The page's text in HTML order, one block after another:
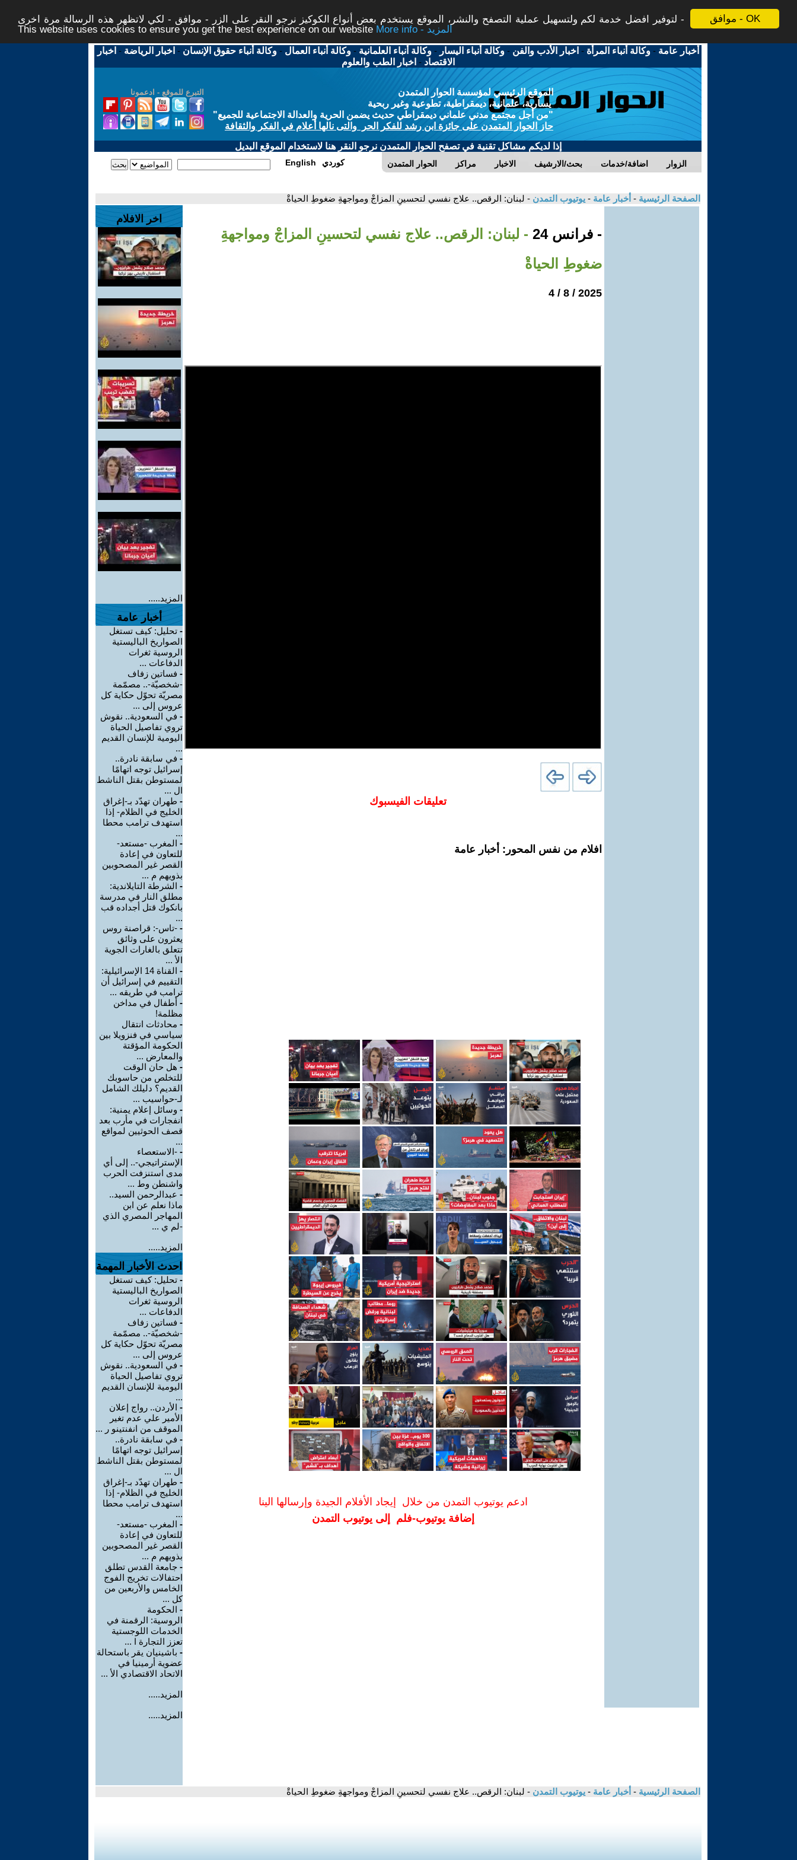
موافق - OK
لتوفير افضل خدمة لكم ولتسهيل عملية التصفح والنشر، الموقع يستخدم بعض أنواع الكوكيز نرجو النقر على الزر - موافق - لكي لاتظهر هذه الرسالة مرة اخرى -
This website uses cookies to ensure you get the best experience on our website
More info - المزيد
أخبار عامة -وكالة أنباء المرأة - اخبار الأدب والفن -وكالة أنباء اليسار -وكالة أنباء العلمانية -وكالة أنباء العمال -وكالة أنباء حقوق الإنسان - اخبار الرياضة - اخبار
الاقتصاد - اخبار الطب والعلوم
التبرع للموقع - ادعمونا
الموقع الرئيسي لمؤسسة الحوار المتمدن
يسارية، علمانية، ديمقراطية، تطوعية وغير ربحية
"من أجل مجتمع مدني علماني ديمقراطي حديث يضمن الحرية والعدالة الاجتماعية للجميع"
حاز الحوار المتمدن على جائزة ابن رشد للفكر الحر والتى نالها أعلام في الفكر والثقافة
إذا لديكم مشاكل تقنية في تصفح الحوار المتمدن نرجو النقر هنا لاستخدام الموقع البديل
الحوار المتمدن مراكز الاخبار بحث/الارشيف اضافة/خدمات الزوار English كوردي
الصفحة الرئيسية - أخبار عامة - يوتيوب التمدن - لبنان: الرقص.. علاج نفسي لتحسينِ المزاجْ ومواجهةِ ضغوطِ الحياةْ
- فرانس 24
- لبنان: الرقص.. علاج نفسي لتحسينِ المزاجْ ومواجهةِ
ضغوطِ الحياةْ
2025 / 8 / 4
تعليقات الفيسبوك
افلام من نفس المحور: أخبار عامة
ادعم يوتيوب التمدن من خلال إيجاد الأفلام الجيدة وإرسالها الينا
إضافة يوتيوب-فلم إلى يوتيوب التمدن
اخر الافلام
المزيد.....
أخبار عامة
- تحليل: كيف تستغل
الصواريخ الباليستية
الروسية ثغرات
الدفاعات ...
- فساتين زفاف
-شخصيّة-.. مصمّمة
مصريّة تحوّل حكاية كل
عروس إلى ...
- في السعودية.. نقوش
تروي تفاصيل الحياة
اليومية للإنسان القديم
...
- في سابقة نادرة..
إسرائيل توجه اتهامًا
لمستوطن بقتل الناشط
ال ...
- طهران تهدّد بـ-إغراق
الخليج في الظلام- إذا
استهدف ترامب محطا
...
- المغرب -مستعد-
للتعاون في إعادة
القصر غير المصحوبين
بذويهم م ...
- الشرطة التايلاندية:
مطلق النار في مدرسة
بانكوك قتل أجداده قب
...
- -تاس-: قراصنة روس
يعثرون على وثائق
تتعلق بالغارات الجوية
الأ ...
-
القناة 14 الإسرائيلية:
التقييم في إسرائيل أن
ترامب في طريقه ...
- أطفال في مداخن
مظلمة!
- محادثات انتقال
سياسي في فنزويلا بين
الحكومة المؤقتة
والمعارض ...
- هل حان الوقت
للتخلص من حاسوبك
القديم؟ دليلك الشامل
لـ-حواسيب ...
- وسائل إعلام يمنية:
انفجارات في مأرب بعد
قصف الحوثيين لمواقع
...
- -الاستعصاء
الإستراتيجي-.. إلى أي
مدى استنزفت الحرب
واشنطن وط ...
- عبدالرحمن السيد..
ماذا نعلم عن ابن
المهاجر المصري الذي
-لم ي ...
المزيد.....
احدث الأخبار المهمة
- تحليل: كيف تستغل
الصواريخ الباليستية
الروسية ثغرات
الدفاعات ...
- فساتين زفاف
-شخصيّة-.. مصمّمة
مصريّة تحوّل حكاية كل
عروس إلى ...
- في السعودية.. نقوش
تروي تفاصيل الحياة
اليومية للإنسان القديم
...
- الأردن.. رواج إعلان
الأمير علي عدم تغير
الموقف من انفنتينو ر ...
- في سابقة نادرة..
إسرائيل توجه اتهامًا
لمستوطن بقتل الناشط
ال ...
- طهران تهدّد بـ-إغراق
الخليج في الظلام- إذا
استهدف ترامب محطا
...
- المغرب -مستعد-
للتعاون في إعادة
القصر غير المصحوبين
بذويهم م ...
- جامعة القدس تطلق
احتفالات تخريج الفوج
الخامس والأربعين من
كل ...
- الحكومة
الروسية: الرقمنة في
الخدمات اللوجستية
تعزز التجارة ا ...
- باشينيان يقر باستحالة
عضوية أرمينيا في
الاتحاد الاقتصادي الأ ...
المزيد.....
المزيد.....
الصفحة الرئيسية - أخبار عامة - يوتيوب التمدن - لبنان: الرقص.. علاج نفسي لتحسينِ المزاجْ ومواجهةِ ضغوطِ الحياةْ